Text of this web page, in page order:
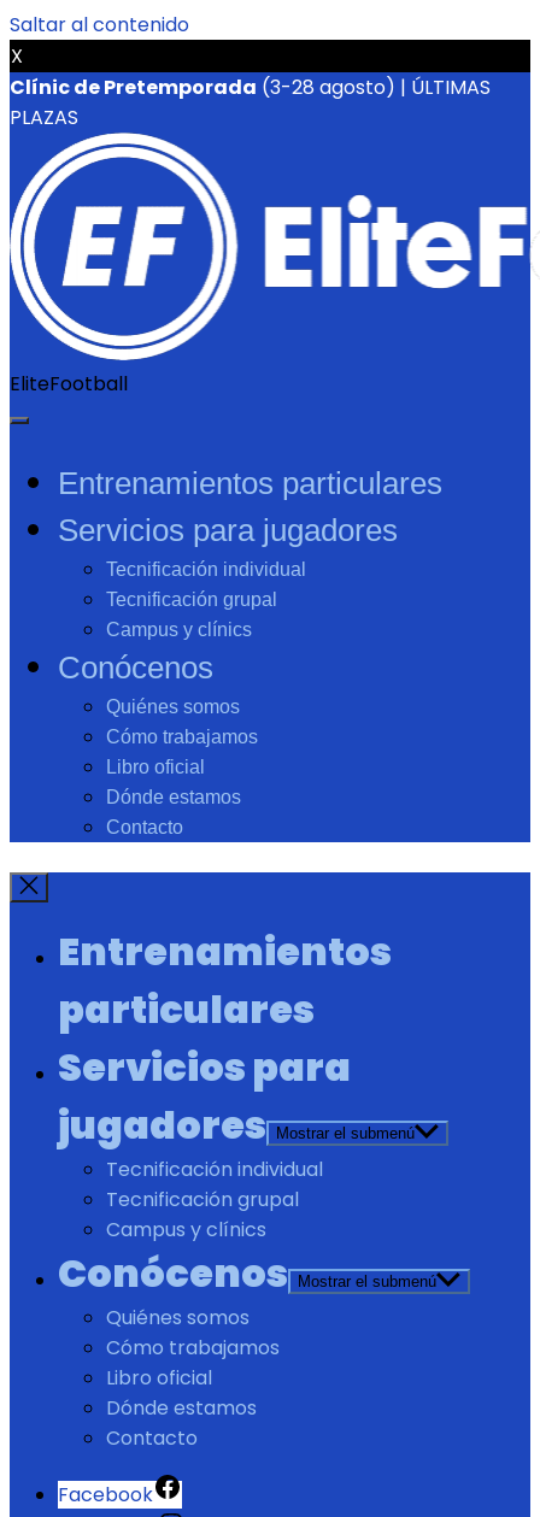
Saltar al contenido
X
Clínic de Pretemporada (3-28 agosto) | ÚLTIMAS
PLAZAS
EliteFootball
Entrenamientos particulares
Servicios para jugadores
Tecnificación individual
Tecnificación grupal
Campus y clínics
Conócenos
Quiénes somos
Cómo trabajamos
Libro oficial
Dónde estamos
Contacto
Entrenamientos
particulares
Servicios para
jugadores
Mostrar el submenú
Tecnificación individual
Tecnificación grupal
Campus y clínics
Conócenos Mostrar el submenú
Quiénes somos
Cómo trabajamos
Libro oficial
Dónde estamos
Contacto
Facebook